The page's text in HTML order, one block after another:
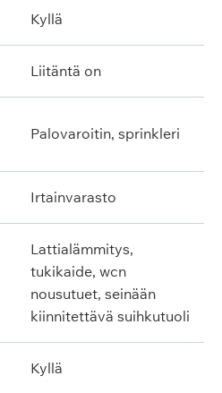
kyllä
liitäntä on
palovaroitin, sprinkleri
irtainvarasto
lattialämmitys,
tukikaide, wcn
nousutuet, seinään
kiinnitettävä suihkutuoli
kyllä